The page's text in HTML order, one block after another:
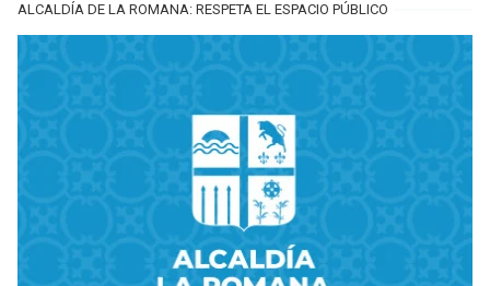
ALCALDÍA DE LA ROMANA: RESPETA EL ESPACIO PÚBLICO